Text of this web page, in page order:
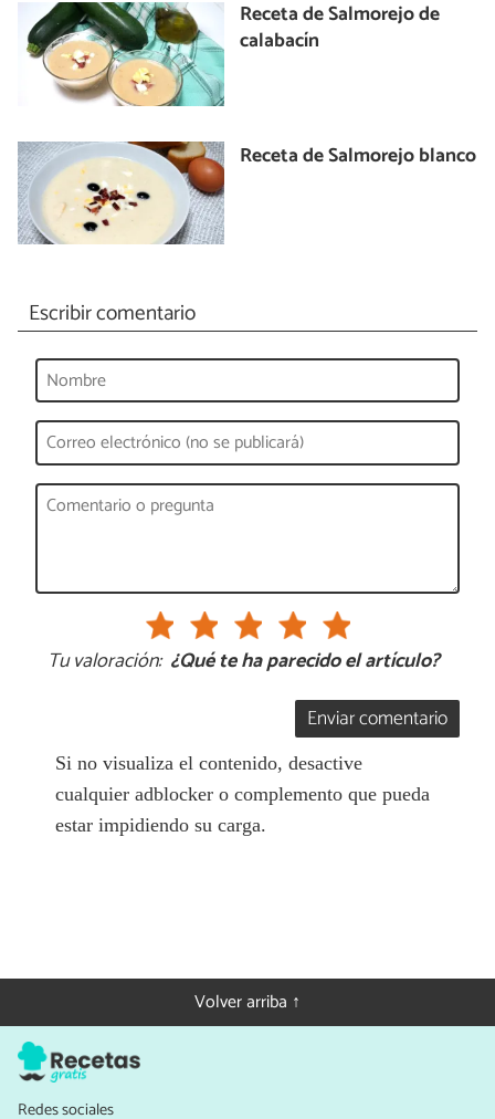
Receta de Salmorejo de
calabacín
Receta de Salmorejo blanco
Escribir comentario
Tu valoración: ¿Qué te ha parecido el artículo?
Enviar comentario
Si no visualiza el contenido, desactive
cualquier adblocker o complemento que pueda
estar impidiendo su carga.
Volver arriba ↑
Redes sociales